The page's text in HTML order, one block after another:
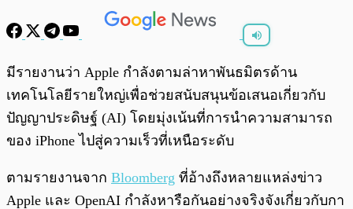
พร้อมเล่น 0:00
มีรายงานว่า Apple กำลังตามล่าหาพันธมิตรด้าน
เทคโนโลยีรายใหญ่เพื่อช่วยสนับสนุนข้อเสนอเกี่ยวกับ
ปัญญาประดิษฐ์ (AI) โดยมุ่งเน้นที่การนำความสามารถ
ของ iPhone ไปสู่ความเร็วที่เหนือระดับ
ตามรายงานจาก Bloomberg ที่อ้างถึงหลายแหล่งข่าว
Apple และ OpenAI กำลังหารือกันอย่างจริงจังเกี่ยวกับกา